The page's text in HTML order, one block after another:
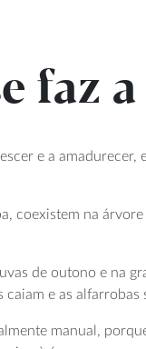
faz
e a
coexistem na
de outono e na
e as
manual,